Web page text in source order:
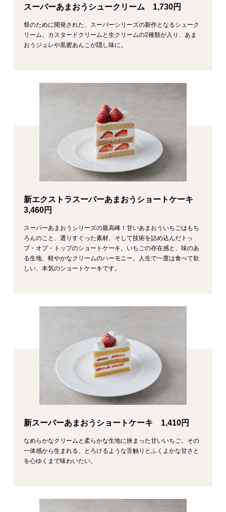
スーパーあまおうシュークリーム 1,730円
祭のために開発された、スーパーシリーズの新作となるシューク
リーム。カスタードクリームと生クリームの2種類が入り、あま
おうジュレや黒蜜あんこが隠し味に。
新エクストラスーパーあまおうショートケーキ
3,460円
スーパーあまおうシリーズの最高峰！甘いあまおういちごはもち
ろんのこと、選りすぐった素材、そして技術を詰め込んだトッ
プ・オブ・トップのショートケーキ。いちごの存在感と、味のあ
る生地、軽やかなクリームのハーモニー。人生で一度は食べて欲
しい、本気のショートケーキです。
新スーパーあまおうショートケーキ 1,410円
なめらかなクリームと柔らかな生地に挟まった甘いいちご。その
一体感から生まれる、とろけるような舌触りとふくよかな甘さと
を心ゆくまで味わいたい。